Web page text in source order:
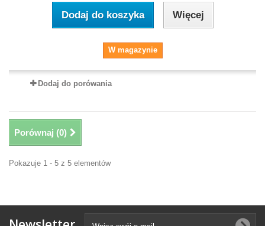
Dodaj do koszyka Więcej
W magazynie
Dodaj do porówania
Porównaj (0)
Pokazuje 1 - 5 z 5 elementów